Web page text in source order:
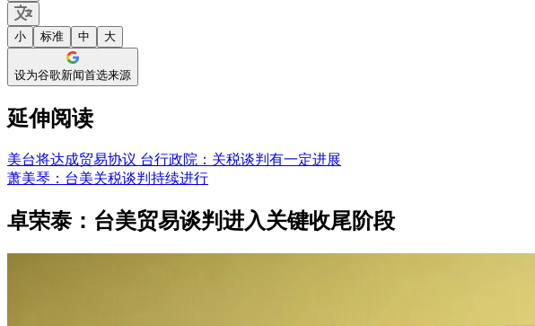
小 标准 中 大
设为谷歌新闻首选来源
延伸阅读
美台将达成贸易协议 台行政院：关税谈判有一定进展
萧美琴：台美关税谈判持续进行
卓荣泰：台美贸易谈判进入关键收尾阶段